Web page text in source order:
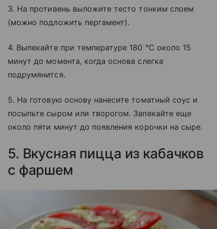
3. На противень выложите тесто тонким слоем
(можно подложить пергамент).
4. Выпекайте при температуре 180 °С около 15
минут до момента, когда основа слегка
подрумянится.
5. На готовую основу нанесите томатный соус и
посыпьте сыром или творогом. Запекайте еще
около пяти минут до появления корочки на сыре.
5. Вкусная пицца из кабачков
с фаршем